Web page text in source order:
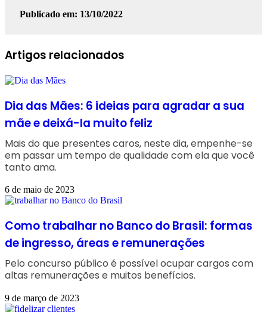
Publicado em: 13/10/2022
Facebook
Linkedin
WhatsApp
Telegram
Artigos relacionados
Dia das Mães: 6 ideias para agradar a sua
mãe e deixá-la muito feliz
Mais do que presentes caros, neste dia, empenhe-se
em passar um tempo de qualidade com ela que você
tanto ama.
6 de maio de 2023
Como trabalhar no Banco do Brasil: formas
de ingresso, áreas e remunerações
Pelo concurso público é possível ocupar cargos com
altas remunerações e muitos benefícios.
9 de março de 2023